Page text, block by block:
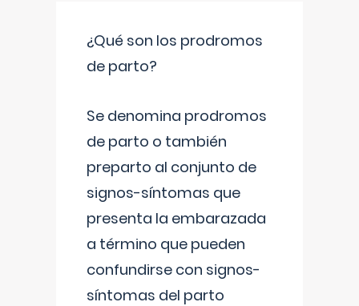
¿Qué son los prodromos
de parto?
Se denomina prodromos
de parto o también
preparto al conjunto de
signos-síntomas que
presenta la embarazada
a término que pueden
confundirse con signos-
síntomas del parto